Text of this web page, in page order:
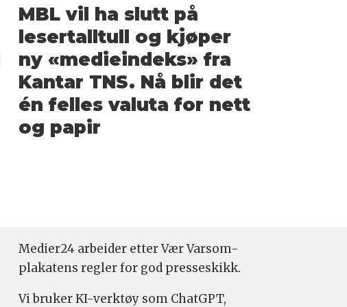
MBL vil ha slutt på
lesertalltull og kjøper
ny «medieindeks» fra
Kantar TNS. Nå blir det
én felles valuta for nett
og papir
Medier24 arbeider etter Vær Varsom-
plakatens regler for god presseskikk.
Vi bruker KI-verktøy som ChatGPT,